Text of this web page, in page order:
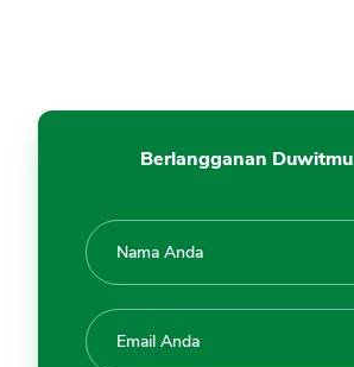
Berlangganan Duwitmu